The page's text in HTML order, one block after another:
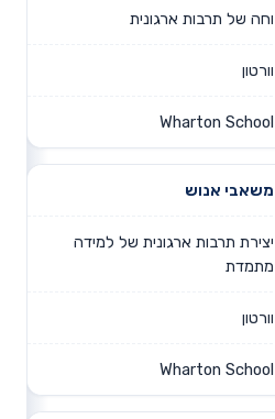
וחה של תרבות ארגונית
וורטון
Wharton School
משאבי אנוש
יצירת תרבות ארגונית של למידה
מתמדת
וורטון
Wharton School